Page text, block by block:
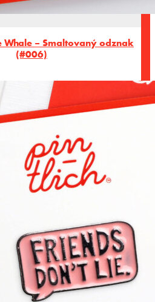
Whale – Smaltovaný odznak
(#006)